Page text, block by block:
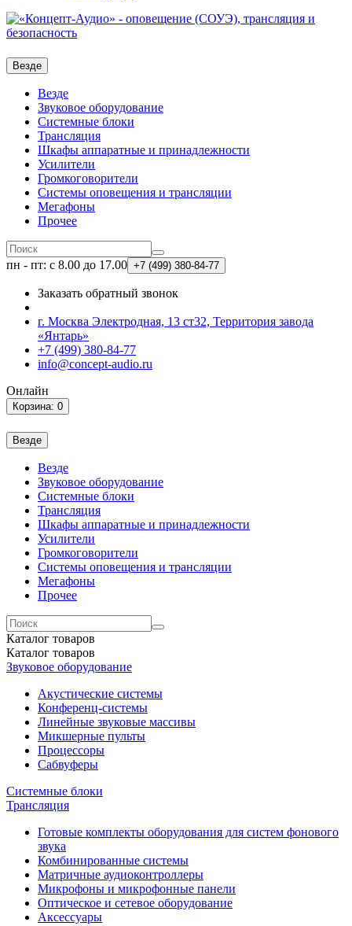
Везде
Везде
Звуковое оборудование
Системные блоки
Трансляция
Шкафы аппаратные и принадлежности
Усилители
Громкоговорители
Системы оповещения и трансляции
Мегафоны
Прочее
пн - пт: с 8.00 до 17.00 +7 (499) 380-84-77
Заказать обратный звонок
г. Москва Электродная, 13 ст32, Территория завода
«Янтарь»
+7 (499) 380-84-77
info@concept-audio.ru
Онлайн
Корзина: 0
Везде
Везде
Звуковое оборудование
Системные блоки
Трансляция
Шкафы аппаратные и принадлежности
Усилители
Громкоговорители
Системы оповещения и трансляции
Мегафоны
Прочее
Каталог товаров
Каталог товаров
Звуковое оборудование
Акустические системы
Конференц-системы
Линейные звуковые массивы
Микшерные пульты
Процессоры
Сабвуферы
Системные блоки
Трансляция
Готовые комплекты оборудования для систем фонового
звука
Комбинированные системы
Матричные аудиоконтроллеры
Микрофоны и микрофонные панели
Оптическое и сетевое оборудование
Аксессуары